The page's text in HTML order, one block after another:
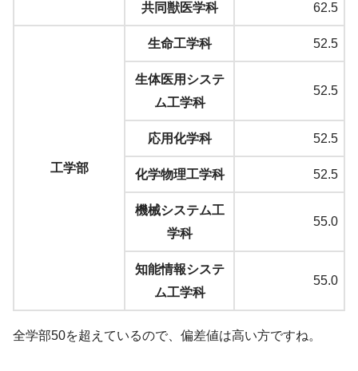
共同獣医学科 62.5
工学部
生命工学科 52.5
生体医用システ
ム工学科
52.5
応用化学科 52.5
化学物理工学科 52.5
機械システム工
学科
55.0
知能情報システ
ム工学科
55.0
全学部50を超えているので、偏差値は高い方ですね。